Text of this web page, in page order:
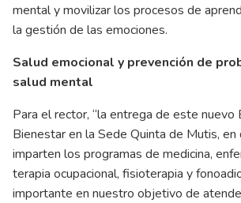
mental y movilizar los procesos de
la gestión de las emociones.
Salud emocional y prevención de
salud mental
Para el rector, “la entrega de este nuevo
Bienestar en la Sede Quinta de Mutis, en
imparten los programas de medicina,
terapia ocupacional, fisioterapia y
importante en nuestro objetivo de